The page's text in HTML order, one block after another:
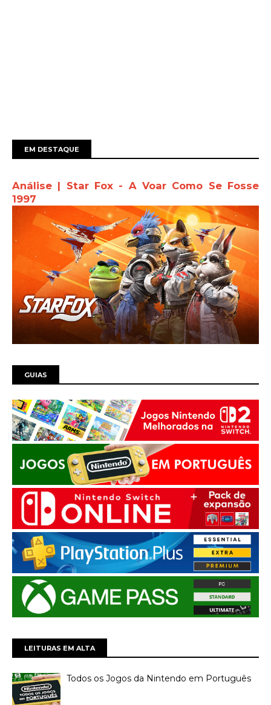
EM DESTAQUE
Análise | Star Fox - A Voar Como Se Fosse
1997
GUIAS
LEITURAS EM ALTA
Todos os Jogos da Nintendo em Português